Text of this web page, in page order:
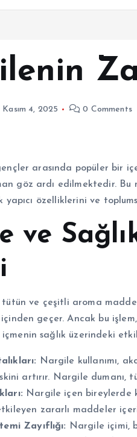
Kasım 4, 2025 0 Comments
arasında popüler bir
göz ardı edilmektedir. Bu
yapıcı özelliklerini ve
ve
ve çeşitli aroma
geçer. Ancak bu
sağlık üzerindeki
Nargile kullanımı,
artırır. Nargile
Nargile içen bireylerde
zararlı maddeler
Zayıflığı:
Nargile içimi,